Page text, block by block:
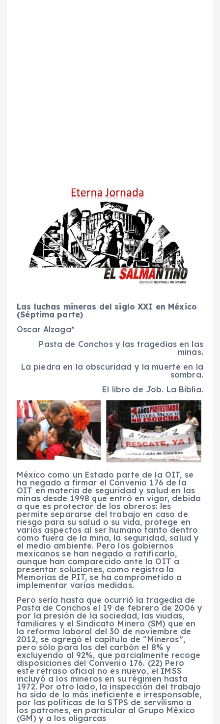
Las luchas mineras del siglo XXI en México
(Séptima parte)
Oscar Alzaga*
Pasta de Conchos y las tragedias en las
minas.
La piedra en la obscuridad y la muerte en la
sombra.
El libro de Job. La Biblia.
México como un Estado parte de la OIT, se
ha negado a firmar el Convenio 176 de la
OIT en materia de seguridad y salud en las
minas desde 1998 que entró en vigor, debido
a que es protector de los obreros: les
permite separarse del trabajo en caso de
riesgo para su salud o su vida, protege en
varios aspectos al ser humano tanto dentro
como fuera de la mina, la seguridad, salud y
el medio ambiente. Pero los gobiernos
mexicanos se han negado a ratificarlo,
aunque han comparecido ante la OIT a
presentar soluciones, como registra la
Memorias de PIT, se ha comprometido a
implementar varias medidas.
Pero sería hasta que ocurrió la tragedia de
Pasta de Conchos el 19 de febrero de 2006 y
por la presión de la sociedad, las viudas,
familiares y el Sindicato Minero (SM) que en
la reforma laboral del 30 de noviembre de
2012, se agregó el capítulo de “Mineros”,
pero sólo para los del carbón el 8% y
excluyendo al 92%, que parcialmente recoge
disposiciones del Convenio 176. (22) Pero
este retraso oficial no es nuevo, el IMSS
incluyó a los mineros en su régimen hasta
1972. Por otro lado, la inspección del trabajo
ha sido de lo más ineficiente e irresponsable,
por las políticas de la STPS de servilismo a
los patrones, en particular al Grupo México
(GM) y a los oligarcas